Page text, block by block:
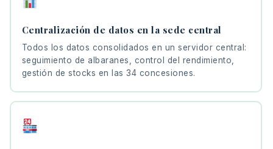
Centralización de datos en la sede central
Todos los datos consolidados en un servidor central:
seguimiento de albaranes, control del rendimiento,
gestión de stocks en las 34 concesiones.